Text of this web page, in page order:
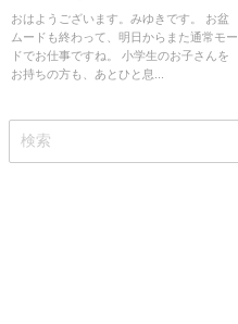
おはようございます。みゆきです。 お盆
ムードも終わって、明日からまた通常モー
ドでお仕事ですね。 小学生のお子さんを
お持ちの方も、あとひと息...